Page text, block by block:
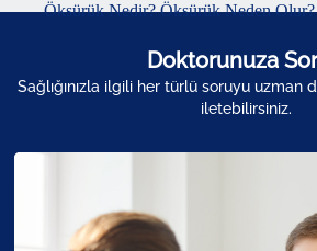
Öksürük Nedir? Öksürük Neden
Doktorunuza
Sağlığınızla ilgili her türlü soruyu uzman
iletebilirsiniz.